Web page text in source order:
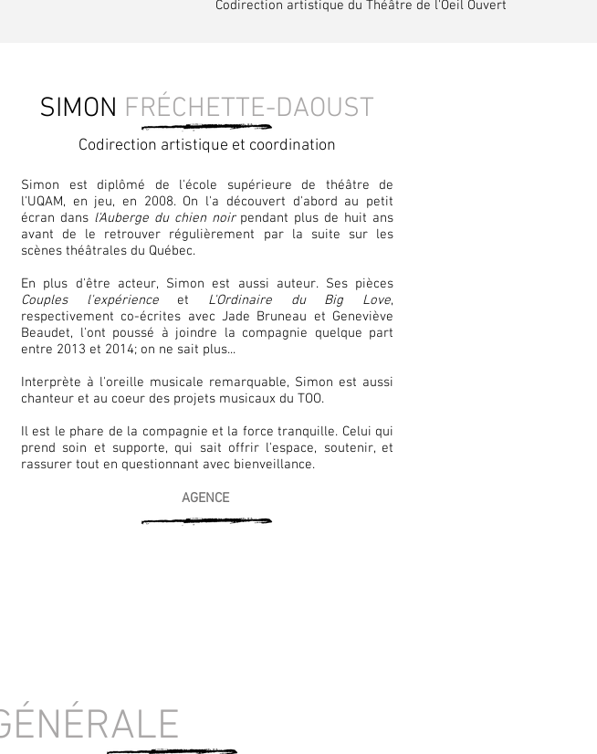
Codirection artistique du Théâtre de l'Oeil Ouvert
SIMON FRÉCHETTE-DAOUST
Codirection artistique et coordination
Simon est diplômé de l'école supérieure de théâtre de
l'UQAM, en jeu, en 2008. On l'a découvert d'abord au petit
écran dans l'Auberge du chien noirpendant plus de huit ans
avant de le retrouver régulièrement par la suite sur les
scènes théâtrales du Québec.
En plus d'être acteur, Simon est aussi auteur. Ses pièces
Couples l'expérienceet L'Ordinaire du Big Love,
respectivement co-écrites avec Jade Bruneau et Geneviève
Beaudet, l'ont poussé à joindre la compagnie quelque part
entre 2013 et 2014; on ne sait plus...​​
Interprète à l'oreille musicale remarquable, Simon est aussi
chanteur et au coeur des projets musicaux du TOO.
Il est le phare de la compagnie et la force tranquille. Celui qui
prend soin et supporte, qui sait offrir l'espace, soutenir, et
rassurer tout en questionnant avec bienveillance.
AGENCE